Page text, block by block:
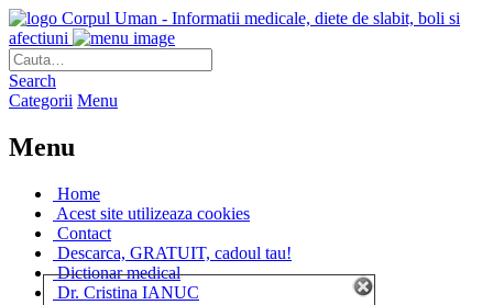
Corpul Uman - Informatii medicale, diete de slabit, boli si
afectiuni
Search
Categorii Menu
Menu
Home
Acest site utilizeaza cookies
Contact
Descarca, GRATUIT, cadoul tau!
Dictionar medical
Dr. Cristina IANUC